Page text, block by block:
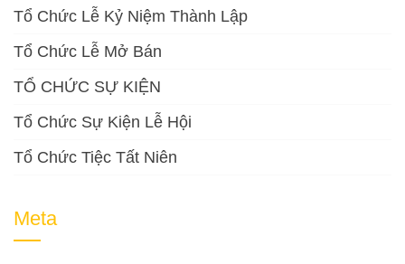
Tổ Chức Lễ Kỷ Niệm Thành Lập
Tổ Chức Lễ Mở Bán
TỔ CHỨC SỰ KIỆN
Tổ Chức Sự Kiện Lễ Hội
Tổ Chức Tiệc Tất Niên
Meta